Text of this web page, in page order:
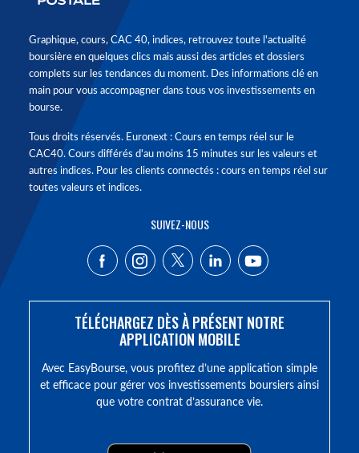
Graphique, cours, CAC 40, indices, retrouvez toute l'actualité
boursière en quelques clics mais aussi des articles et dossiers
complets sur les tendances du moment. Des informations clé en
main pour vous accompagner dans tous vos investissements en
bourse.
Tous droits réservés. Euronext : Cours en temps réel sur le
CAC40. Cours différés d'au moins 15 minutes sur les valeurs et
autres indices. Pour les clients connectés : cours en temps réel sur
toutes valeurs et indices.
SUIVEZ-NOUS
TÉLÉCHARGEZ DÈS À PRÉSENT NOTRE
APPLICATION MOBILE
Avec EasyBourse, vous profitez d’une application simple
et efficace pour gérer vos investissements boursiers ainsi
que votre contrat d’assurance vie.